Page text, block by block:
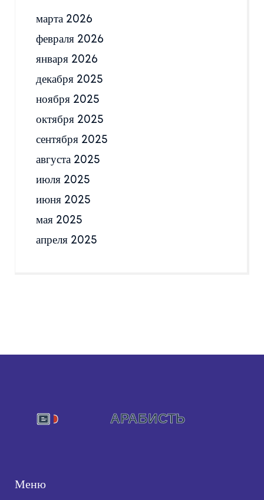
марта 2026
февраля 2026
января 2026
декабря 2025
ноября 2025
октября 2025
сентября 2025
августа 2025
июля 2025
июня 2025
мая 2025
апреля 2025
Меню